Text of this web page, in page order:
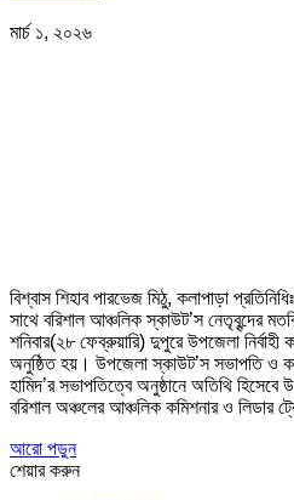
মার্চ ১, ২০২৬
বিশ্বাস শিহাব পারভেজ মিঠু, কলাপাড়া
সাথে বরিশাল আঞ্চলিক স্কাউট’স নেতৃবৃন্দের
শনিবার(২৮ ফেব্রুয়ারি) দুপুরে উপজেলা নির্বাহী
অনুষ্ঠিত হয়। উপজেলা স্কাউট’স সভাপতি ও
হামিদ’র সভাপতিত্বে অনুষ্ঠানে অতিথি
বরিশাল অঞ্চলের আঞ্চলিক কমিশনার ও লিডার
আরো পড়ুন
শেয়ার করুন